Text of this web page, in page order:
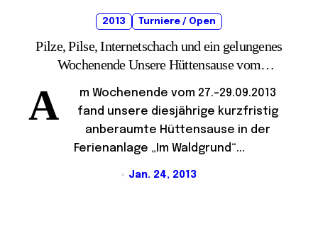
2013 Turniere / Open
Pilze, Pilse, Internetschach und ein gelungenes
Wochenende Unsere Hüttensause vom
A
m Wochenende vom 27.-29.09.2013
fand unsere diesjährige kurzfristig
anberaumte Hüttensause in der
Ferienanlage „Im Waldgrund“...
Jan. 24, 2013